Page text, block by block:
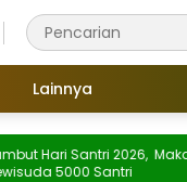
Lainnya
Santri 2026, Makassar Akan
Santri